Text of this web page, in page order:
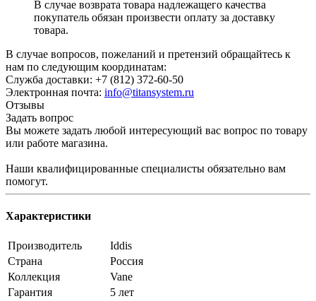
В случае возврата товара надлежащего качества
покупатель обязан произвести оплату за доставку
товара.
В случае вопросов, пожеланий и претензий обращайтесь к
нам по следующим координатам:
Служба доставки: +7 (812) 372-60-50
Электронная почта: info@titansystem.ru
Отзывы
Задать вопрос
Вы можете задать любой интересующий вас вопрос по товару
или работе магазина.
Наши квалифицированные специалисты обязательно вам
помогут.
Характеристики
Производитель
Iddis
Страна
Россия
Коллекция
Vane
Гарантия
5 лет